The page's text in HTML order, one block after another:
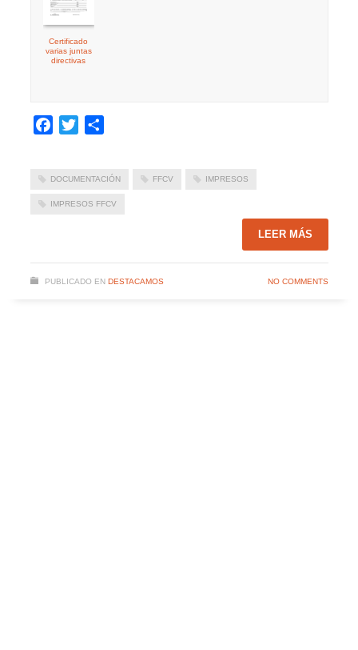
Certificado
varias juntas
directivas
Facebook
Twitter
DOCUMENTACIÓN FFCV IMPRESOS
IMPRESOS FFCV
LEER MÁS
PUBLICADO EN DESTACAMOS NO COMMENTS